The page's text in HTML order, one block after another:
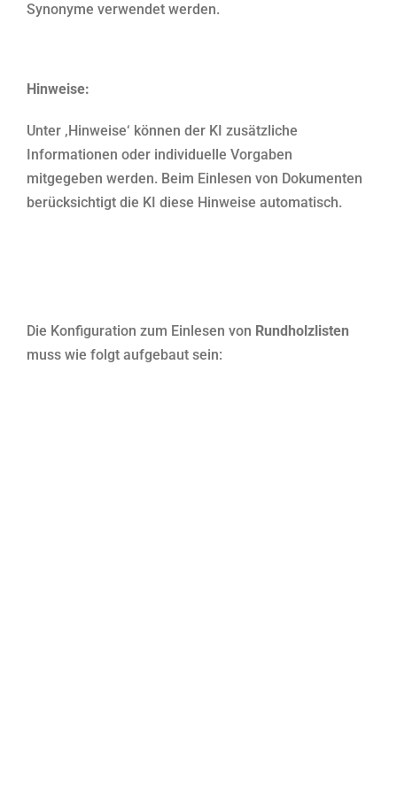
Synonyme verwendet werden.
Hinweise:
Unter ‚Hinweise‘ können der KI zusätzliche
Informationen oder individuelle Vorgaben
mitgegeben werden. Beim Einlesen von Dokumenten
berücksichtigt die KI diese Hinweise automatisch.
Die Konfiguration zum Einlesen von Rundholzlisten
muss wie folgt aufgebaut sein: